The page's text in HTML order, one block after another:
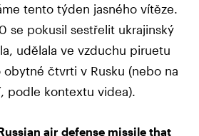
tento týden jasného vítěze.
se pokusil sestřelit ukrajinský
udělala ve vzduchu piruetu
čtvrti v Rusku (nebo na
podle kontextu videa).
air defense missile that